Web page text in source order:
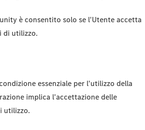
è consentito solo se l'Utente accetta
di utilizzo.
essenziale per l'utilizzo della
implica l'accettazione delle
utilizzo.